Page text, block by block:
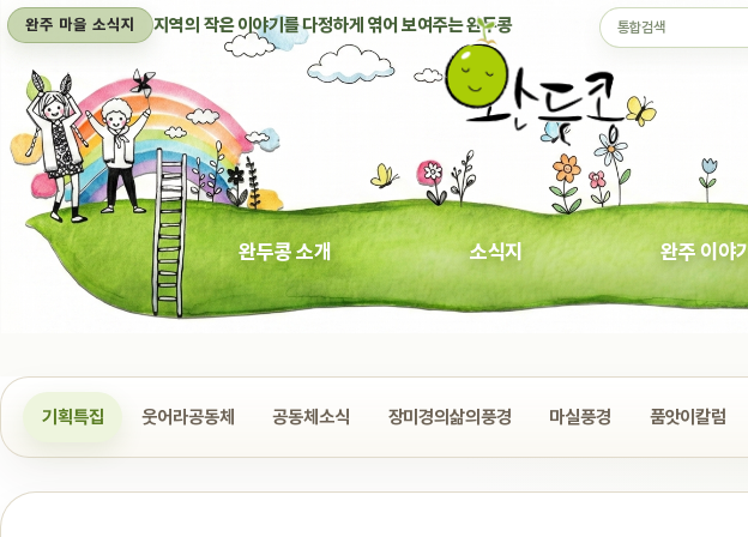
완주 마을 소식지 지역의 작은 이야기를 다정하게 엮어 보여주는 완두콩 통합검색
완두콩 소개 소식지 완주 이야기
기획특집 웃어라공동체 공동체소식 장미경의삶의풍경 마실풍경 품앗이칼럼